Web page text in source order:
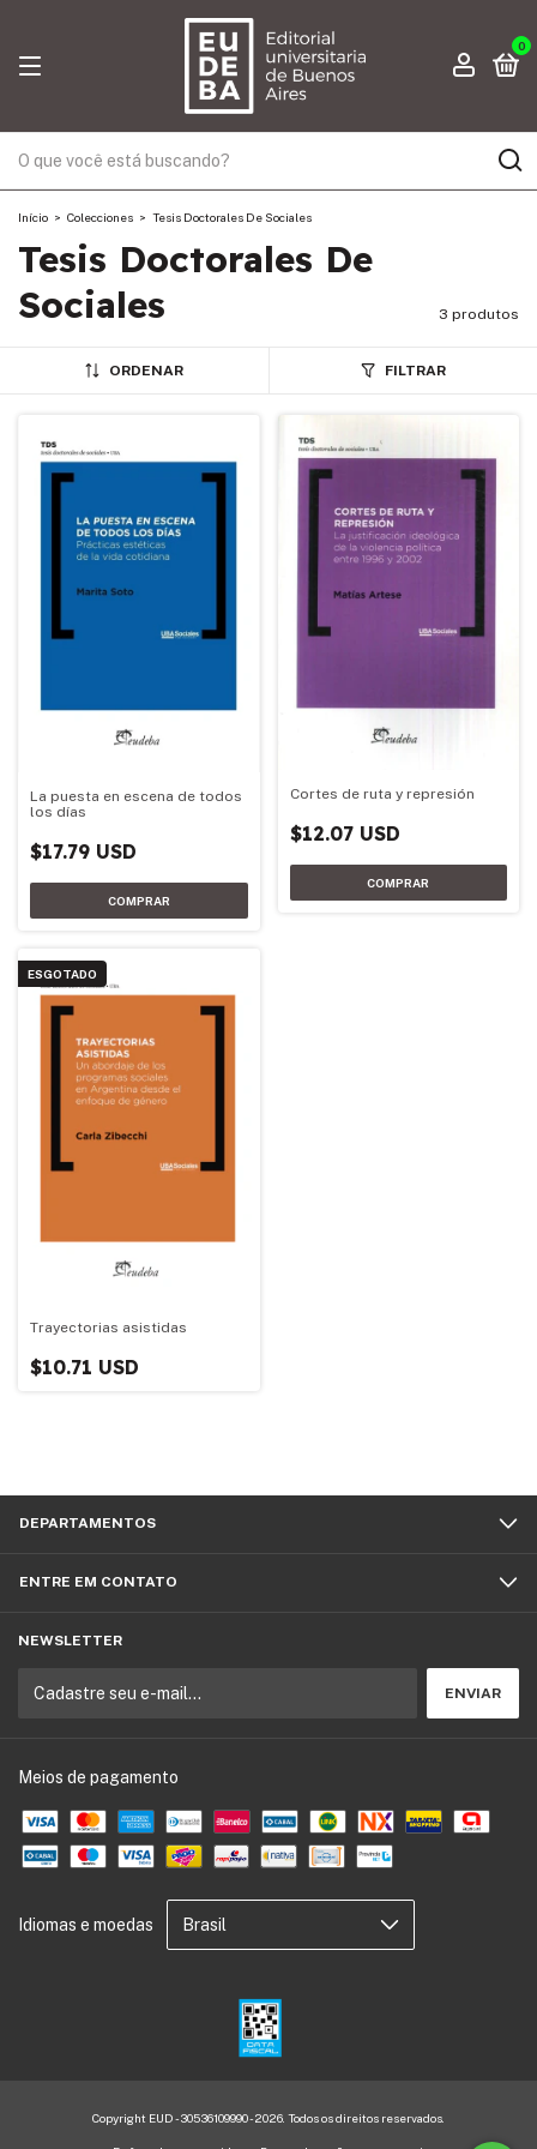
0
Início > Colecciones > Tesis Doctorales De Sociales
Tesis Doctorales De
Sociales
3 produtos
ORDENAR FILTRAR
La puesta en escena de todos
los días
$17.79 USD
Cortes de ruta y represión
$12.07 USD
ESGOTADO
Trayectorias asistidas
$10.71 USD
DEPARTAMENTOS
ENTRE EM CONTATO
NEWSLETTER
Meios de pagamento
Idiomas e moedas
Copyright EUD - 30536109990 - 2026. Todos os direitos reservados.